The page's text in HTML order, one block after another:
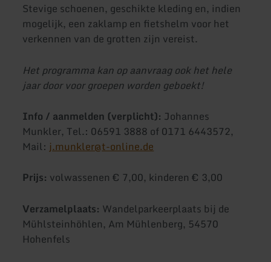
Stevige schoenen, geschikte kleding en, indien
mogelijk, een zaklamp en fietshelm voor het
verkennen van de grotten zijn vereist.
Het programma kan op aanvraag ook het hele
jaar door voor groepen worden geboekt!
Info / aanmelden (verplicht): Johannes
Munkler, Tel.: 06591 3888 of 0171 6443572,
Mail: j.munkler@t-online.de
Prijs: volwassenen € 7,00, kinderen € 3,00
Verzamelplaats: Wandelparkeerplaats bij de
Mühlsteinhöhlen, Am Mühlenberg, 54570
Hohenfels